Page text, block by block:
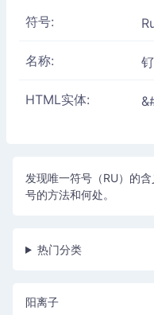
符号:
名称: 钌
HTML实体:
发现唯一符号（RU）的
号的方法和何处。
热门分类
阳离子